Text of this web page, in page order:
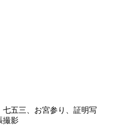
五三、お宮参り、証明写
撮影